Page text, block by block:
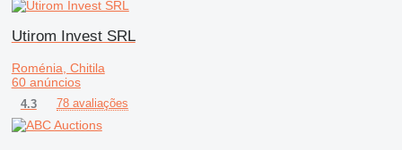
Utirom Invest SRL
Roménia, Chitila
60 anúncios
4.3 78 avaliações